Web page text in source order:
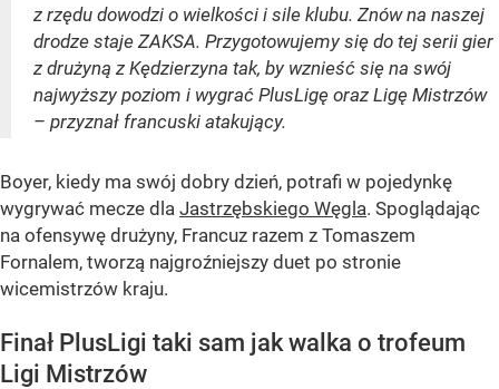
z rzędu dowodzi o wielkości i sile klubu. Znów na naszej
drodze staje ZAKSA. Przygotowujemy się do tej serii gier
z drużyną z Kędzierzyna tak, by wznieść się na swój
najwyższy poziom i wygrać PlusLigę oraz Ligę Mistrzów
– przyznał francuski atakujący.
Boyer, kiedy ma swój dobry dzień, potrafi w pojedynkę
wygrywać mecze dla Jastrzębskiego Węgla. Spoglądając
na ofensywę drużyny, Francuz razem z Tomaszem
Fornalem, tworzą najgroźniejszy duet po stronie
wicemistrzów kraju.
Finał PlusLigi taki sam jak walka o trofeum
Ligi Mistrzów